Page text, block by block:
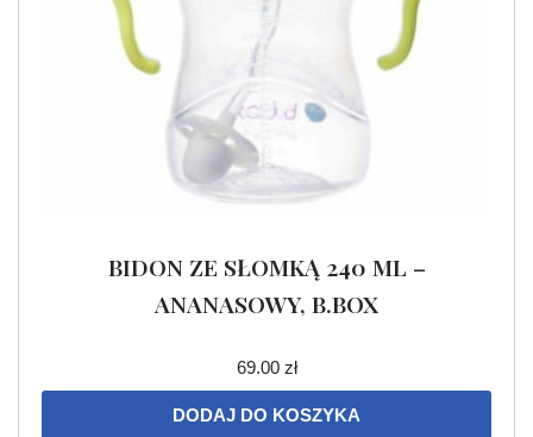
BIDON ZE SŁOMKĄ 240 ML –
ANANASOWY, B.BOX
69.00 zł
DODAJ DO KOSZYKA